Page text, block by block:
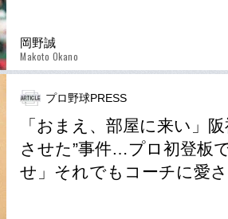
岡野誠
Makoto Okano
プロ野球PRESS
「おまえ、部屋に来い」
させた”事件…プロ初登板
せ」それでもコーチに愛